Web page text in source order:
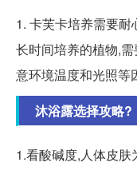
1. 卡芙卡培养需要
长时间培养的植物,
意环境温度和光照等
沐浴露选择攻略?
1.看酸碱度,人体皮